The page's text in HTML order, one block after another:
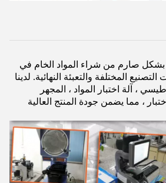
بشكل صارم من شراء المواد الخام في
المختلفة والتعبئة النهائية. لدينا
، آلة اختبار المواد ، المجهر
، مما يضمن جودة المنتج العالية